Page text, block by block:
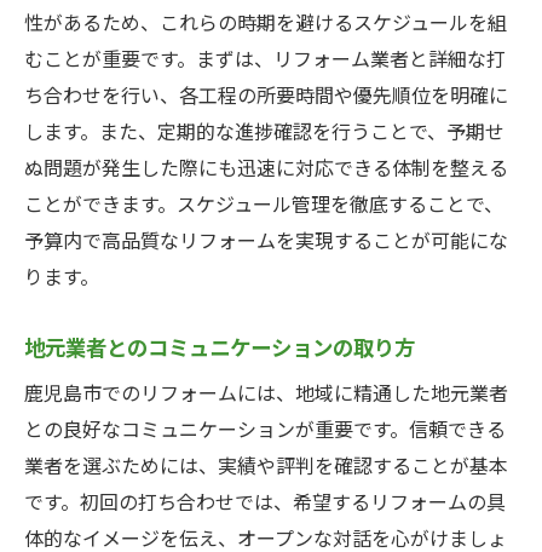
性があるため、これらの時期を避けるスケジュールを組
むことが重要です。まずは、リフォーム業者と詳細な打
ち合わせを行い、各工程の所要時間や優先順位を明確に
します。また、定期的な進捗確認を行うことで、予期せ
ぬ問題が発生した際にも迅速に対応できる体制を整える
ことができます。スケジュール管理を徹底することで、
予算内で高品質なリフォームを実現することが可能にな
ります。
地元業者とのコミュニケーションの取り方
鹿児島市でのリフォームには、地域に精通した地元業者
との良好なコミュニケーションが重要です。信頼できる
業者を選ぶためには、実績や評判を確認することが基本
です。初回の打ち合わせでは、希望するリフォームの具
体的なイメージを伝え、オープンな対話を心がけましょ